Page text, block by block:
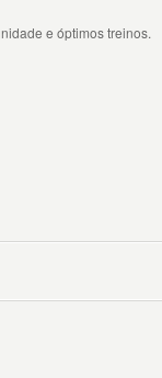
e óptimos treinos.